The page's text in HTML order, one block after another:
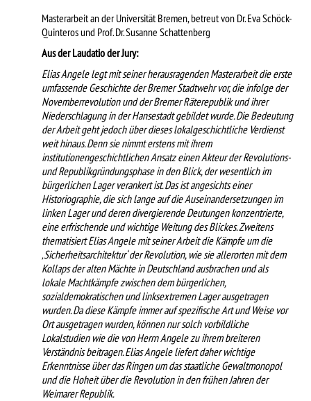
Masterarbeit an der Universität Bremen, betreut von Dr. Eva Schöck-
Quinteros und Prof. Dr. Susanne Schattenberg
Aus der Laudatio der Jury:
Elias Angele legt mit seiner herausragenden Masterarbeit die erste
umfassende Geschichte der Bremer Stadtwehr vor, die infolge der
Novemberrevolution und der Bremer Räterepublik und ihrer
Niederschlagung in der Hansestadt gebildet wurde. Die Bedeutung
der Arbeit geht jedoch über dieses lokalgeschichtliche Verdienst
weit hinaus. Denn sie nimmt erstens mit ihrem
institutionengeschichtlichen Ansatz einen Akteur der Revolutions-
und Republikgründungsphase in den Blick, der wesentlich im
bürgerlichen Lager verankert ist. Das ist angesichts einer
Historiographie, die sich lange auf die Auseinandersetzungen im
linken Lager und deren divergierende Deutungen konzentrierte,
eine erfrischende und wichtige Weitung des Blickes. Zweitens
thematisiert Elias Angele mit seiner Arbeit die Kämpfe um die
‚Sicherheitsarchitektur‘ der Revolution, wie sie allerorten mit dem
Kollaps der alten Mächte in Deutschland ausbrachen und als
lokale Machtkämpfe zwischen dem bürgerlichen,
sozialdemokratischen und linksextremen Lager ausgetragen
wurden. Da diese Kämpfe immer auf spezifische Art und Weise vor
Ort ausgetragen wurden, können nur solch vorbildliche
Lokalstudien wie die von Herrn Angele zu ihrem breiteren
Verständnis beitragen. Elias Angele liefert daher wichtige
Erkenntnisse über das Ringen um das staatliche Gewaltmonopol
und die Hoheit über die Revolution in den frühen Jahren der
Weimarer Republik.